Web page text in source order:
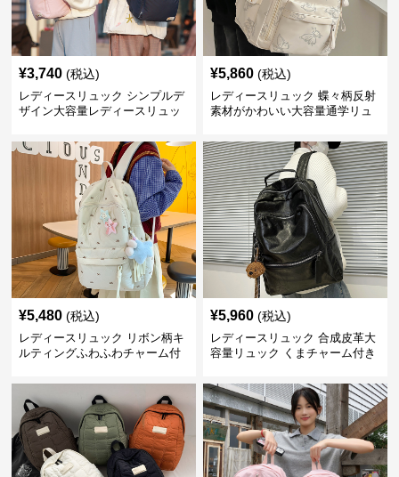
¥3,740 (税込)
レディースリュック シンプルデ
ザイン大容量レディースリュッ
¥5,860 (税込)
レディースリュック 蝶々柄反射
素材がかわいい大容量通学リュ
¥5,480 (税込)
レディースリュック リボン柄キ
ルティングふわふわチャーム付
¥5,960 (税込)
レディースリュック 合成皮革大
容量リュック くまチャーム付き